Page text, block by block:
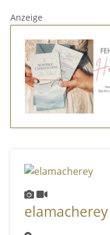
Anzeige
elamacherey